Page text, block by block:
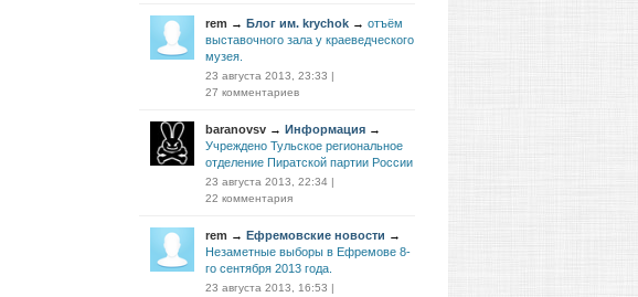
rem → Блог им. krychok → отъём
выставочного зала у краеведческого
музея.
23 августа 2013, 23:33 |
27 комментариев
baranovsv → Информация →
Учреждено Тульское региональное
отделение Пиратской партии России
23 августа 2013, 22:34 |
22 комментария
rem → Ефремовские новости →
Незаметные выборы в Ефремове 8-
го сентября 2013 года.
23 августа 2013, 16:53 |